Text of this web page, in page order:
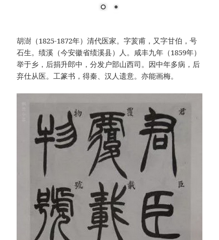
胡澍（1825-1872年）清代医家。字荄甫，又字甘伯，号
石生。绩溪（今安徽省绩溪县）人。咸丰九年（1859年）
举于乡，后捐升郎中，分发户部山西司。因中年多病，后
弃仕从医。工篆书，得秦、汉人遗意。亦能画梅。